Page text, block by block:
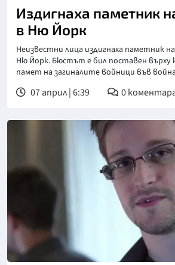
Издигнаха паметник
в Ню Йорк
Неизвестни лица издигнаха паметник
Ню Йорк. Бюстът е бил поставен върху
памет на загиналите войници във
07 април | 6:39 0